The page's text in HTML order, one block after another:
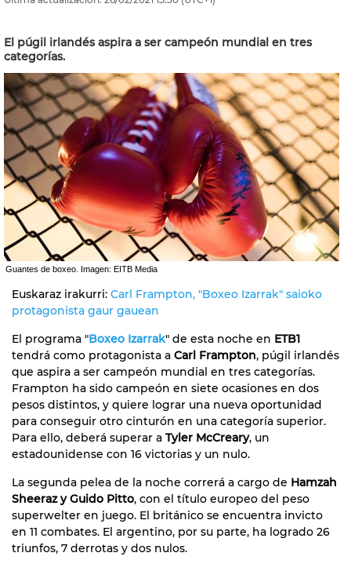
El púgil irlandés aspira a ser campeón mundial en tres
categorías.
Guantes de boxeo. Imagen: EITB Media
Euskaraz irakurri: Carl Frampton, "Boxeo Izarrak" saioko
protagonista gaur gauean
El programa "Boxeo Izarrak" de esta noche en ETB1
tendrá como protagonista a Carl Frampton, púgil irlandés
que aspira a ser campeón mundial en tres categorías.
Frampton ha sido campeón en siete ocasiones en dos
pesos distintos, y quiere lograr una nueva oportunidad
para conseguir otro cinturón en una categoría superior.
Para ello, deberá superar a Tyler McCreary, un
estadounidense con 16 victorias y un nulo.
La segunda pelea de la noche correrá a cargo de Hamzah
Sheeraz y Guido Pitto, con el título europeo del peso
superwelter en juego. El británico se encuentra invicto
en 11 combates. El argentino, por su parte, ha logrado 26
triunfos, 7 derrotas y dos nulos.